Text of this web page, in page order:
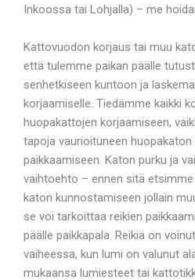
Inkoossa tai Lohjalla) – me
Kattovuodon korjaus tai muu
että tulemme paikan päälle
senhetkiseen kuntoon ja
korjaamiselle. Tiedämme kaikki
huopakattojen korjaamiseen,
tapoja vaurioituneen
paikkaamiseen. Katon purku ja
vaihtoehto – ennen sitä
katon kunnostamiseen jollain
se voi tarkoittaa reikien
päälle paikkapala. Reikiä on
vaiheessa, kun lumi on valunut
mukaansa lumiesteet tai